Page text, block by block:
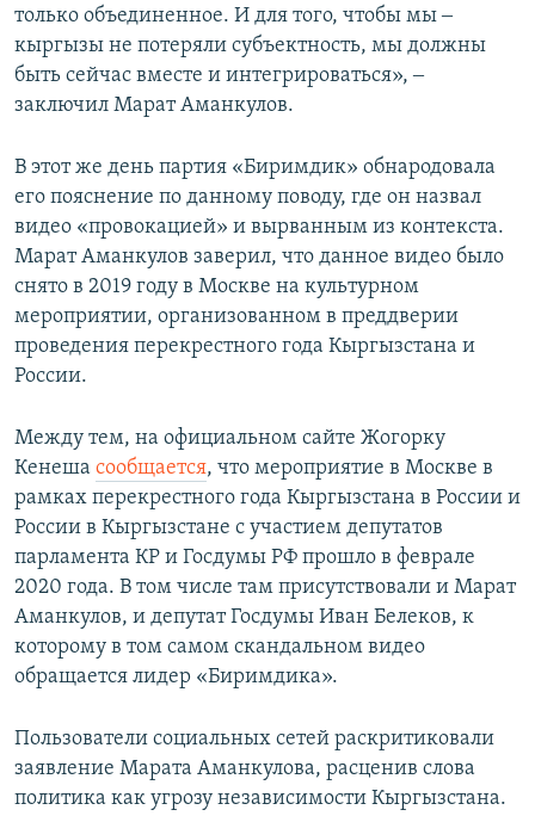
только объединенное. И для того, чтобы мы ‒
кыргызы не потеряли субъектность, мы должны
быть сейчас вместе и интегрироваться», ‒
заключил Марат Аманкулов.
В этот же день партия «Биримдик» обнародовала
его пояснение по данному поводу, где он назвал
видео «провокацией» и вырванным из контекста.
Марат Аманкулов заверил, что данное видео было
снято в 2019 году в Москве на культурном
мероприятии, организованном в преддверии
проведения перекрестного года Кыргызстана и
России.
Между тем, на официальном сайте Жогорку
Кенеша сообщается, что мероприятие в Москве в
рамках перекрестного года Кыргызстана в России и
России в Кыргызстане с участием депутатов
парламента КР и Госдумы РФ прошло в феврале
2020 года. В том числе там присутствовали и Марат
Аманкулов, и депутат Госдумы Иван Белеков, к
которому в том самом скандальном видео
обращается лидер «Биримдика».
Пользователи социальных сетей раскритиковали
заявление Марата Аманкулова, расценив слова
политика как угрозу независимости Кыргызстана.